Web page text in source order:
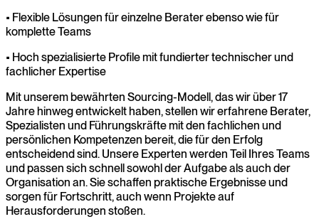
• Flexible Lösungen für einzelne Berater ebenso wie für
komplette Teams
• Hoch spezialisierte Profile mit fundierter technischer und
fachlicher Expertise
Mit unserem bewährten Sourcing-Modell, das wir über 17
Jahre hinweg entwickelt haben, stellen wir erfahrene Berater,
Spezialisten und Führungskräfte mit den fachlichen und
persönlichen Kompetenzen bereit, die für den Erfolg
entscheidend sind. Unsere Experten werden Teil Ihres Teams
und passen sich schnell sowohl der Aufgabe als auch der
Organisation an. Sie schaffen praktische Ergebnisse und
sorgen für Fortschritt, auch wenn Projekte auf
Herausforderungen stoßen.